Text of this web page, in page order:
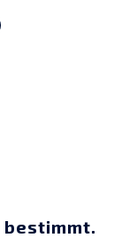
bestimmt.